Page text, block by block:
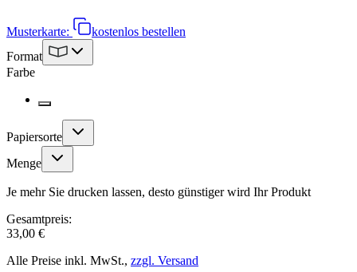
Musterkarte:
kostenlos bestellen
Format
Farbe
Papiersorte
Menge
Je mehr Sie drucken lassen, desto günstiger wird Ihr Produkt
Gesamtpreis:
33,00 €
Alle Preise inkl. MwSt., zzgl. Versand